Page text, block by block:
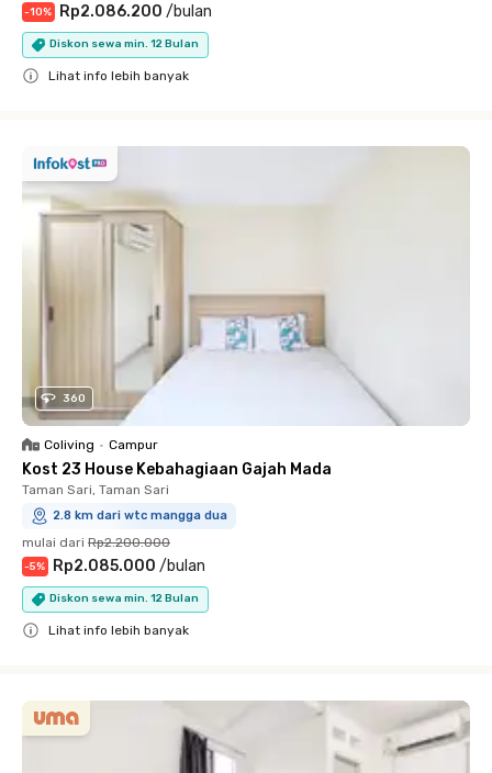
-10% Rp2.086.200 /bulan
Diskon sewa min. 12 Bulan
Lihat info lebih banyak
360
Coliving • Campur
Kost 23 House Kebahagiaan Gajah Mada
Taman Sari, Taman Sari
2.8 km dari wtc mangga dua
mulai dari Rp2.200.000
-5% Rp2.085.000 /bulan
Diskon sewa min. 12 Bulan
Lihat info lebih banyak